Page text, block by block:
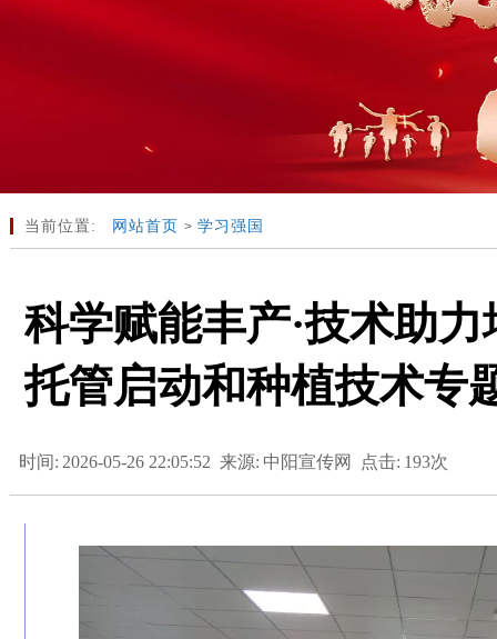
当前位置: 网站首页 > 学习强国
科学赋能丰产·技术助
托管启动和种植技术专
时间: 2026-05-26 22:05:52 来源: 中阳宣传网 点击: 193次